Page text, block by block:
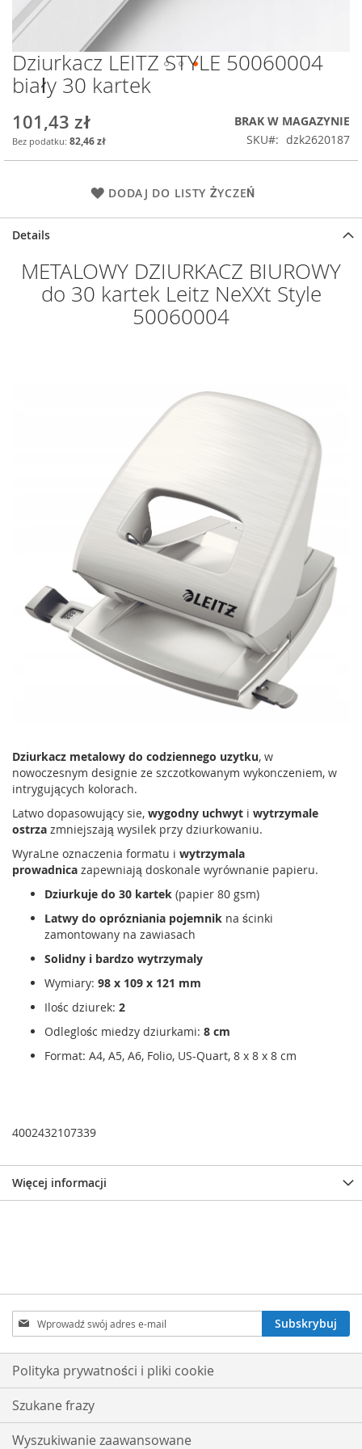
Przejdź
na
początek
Dziurkacz LEITZ STYLE 50060004
biały 30 kartek
101,43 zł
82,46 zł
BRAK W MAGAZYNIE
SKU
dzk2620187
DODAJ DO LISTY ŻYCZEŃ
Details
METALOWY DZIURKACZ BIUROWY
do 30 kartek Leitz NeXXt Style
50060004
Dziurkacz metalowy do codziennego uzytku, w
nowoczesnym designie ze szczotkowanym wykonczeniem, w
intrygujących kolorach.
Latwo dopasowujący sie, wygodny uchwyt i wytrzymale
ostrza zmniejszają wysilek przy dziurkowaniu.
WyraLne oznaczenia formatu i wytrzymala
prowadnica zapewniają doskonale wyrównanie papieru.
Dziurkuje do 30 kartek (papier 80 gsm)
Latwy do oprózniania pojemnik na ścinki
zamontowany na zawiasach
Solidny i bardzo wytrzymaly
Wymiary: 98 x 109 x 121 mm
Ilośc dziurek: 2
Odleglośc miedzy dziurkami: 8 cm
Format: A4, A5, A6, Folio, US-Quart, 8 x 8 x 8 cm
4002432107339
Więcej informacji
Subskrybuj
nasz
newsletter:
Subskrybuj
Polityka prywatności i pliki cookie
Szukane frazy
Wyszukiwanie zaawansowane